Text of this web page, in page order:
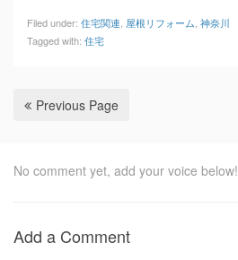
Filed under: 住宅関連 屋根リフォーム 神奈川
Tagged with: 住宅
Previous Page
No comment yet, add your voice below!
Add a Comment